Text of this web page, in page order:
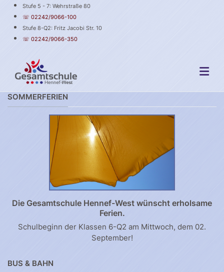
Stufe 5 - 7: Wehrstraße 80
☏ 02242/9066-100
Stufe 8-Q2: Fritz Jacobi Str. 10
☏ 02242/9066-350
SOMMERFERIEN
Die Gesamtschule Hennef-West wünscht erholsame
Ferien.
Schulbeginn der Klassen 6-Q2 am Mittwoch, dem 02.
September!
BUS & BAHN